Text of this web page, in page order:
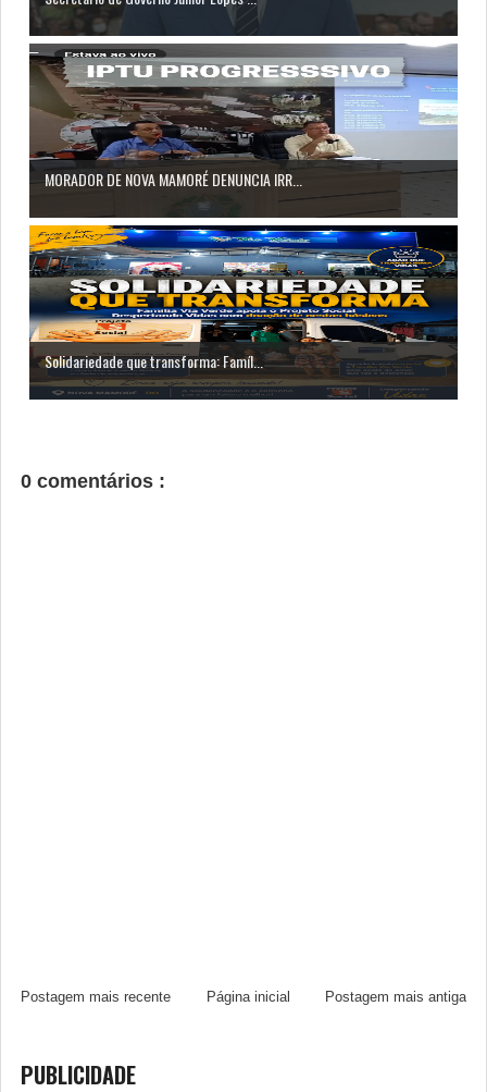
MORADOR DE NOVA MAMORÉ DENUNCIA IRR...
Solidariedade que transforma: Famíl...
0 comentários :
Postagem mais recente Postagem mais antiga
Página inicial
PUBLICIDADE